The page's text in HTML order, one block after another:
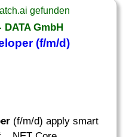
gefunden
DATA GmbH
(f/m/d)
(f/m/d) apply smart